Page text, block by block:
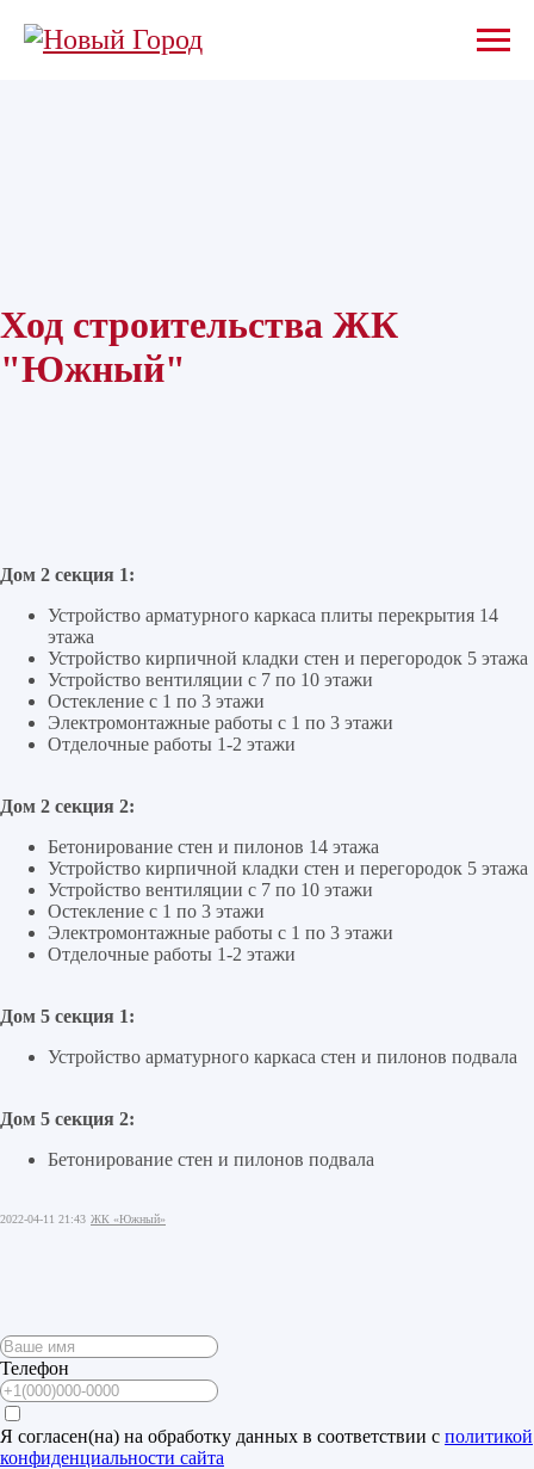
Ход строительства ЖК
"Южный"
Дом 2 секция 1:
Устройство арматурного каркаса плиты перекрытия 14
этажа
Устройство кирпичной кладки стен и перегородок 5 этажа
Устройство вентиляции с 7 по 10 этажи
Остекление с 1 по 3 этажи
Электромонтажные работы с 1 по 3 этажи
Отделочные работы 1-2 этажи
Дом 2 секция 2:
Бетонирование стен и пилонов 14 этажа
Устройство кирпичной кладки стен и перегородок 5 этажа
Устройство вентиляции с 7 по 10 этажи
Остекление с 1 по 3 этажи
Электромонтажные работы с 1 по 3 этажи
Отделочные работы 1-2 этажи
Дом 5 секция 1:
Устройство арматурного каркаса стен и пилонов подвала
Дом 5 секция 2:
Бетонирование стен и пилонов подвала
2022-04-11 21:43 ЖК «Южный»
Телефон
Я согласен(на) на обработку данных в соответствии с политикой
конфиденциальности сайта